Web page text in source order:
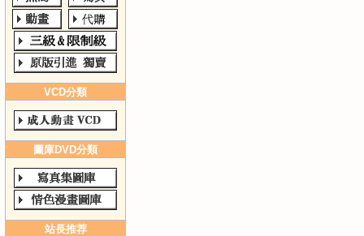
VCD分類
圖庫DVD分類
站長推荐